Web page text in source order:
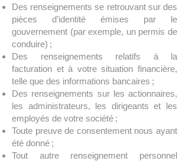
Des renseignements se retrouvant sur des
pièces d’identité émises par le
gouvernement (par exemple, un permis de
conduire) ;
Des renseignements relatifs à la
facturation et à votre situation financière,
telle que des informations bancaires ;
Des renseignements sur les actionnaires,
les administrateurs, les dirigeants et les
employés de votre société ;
Toute preuve de consentement nous ayant
été donné ;
Tout autre renseignement personnel